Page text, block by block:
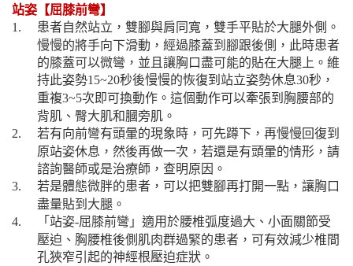
站姿【屈膝前彎】
1.
患者自然站立，雙腳與肩同寬，雙手平貼於大腿外側。
慢慢的將手向下滑動，經過膝蓋到腳跟後側，此時患者
的膝蓋可以微彎，並且讓胸口盡可能的貼在大腿上。維
持此姿勢15~20秒後慢慢的恢復到站立姿勢休息30秒，
重複3~5次即可換動作。這個動作可以牽張到胸腰部的
背肌、臀大肌和膕旁肌。
2.
若有向前彎有頭暈的現象時，可先蹲下，再慢慢回復到
原站姿休息，然後再做一次，若還是有頭暈的情形，請
諮詢醫師或是治療師，查明原因。
3.
若是體態微胖的患者，可以把雙腳再打開一點，讓胸口
盡量貼到大腿。
4. 「站姿-屈膝前彎」適用於腰椎弧度過大、小面關節受
壓迫、胸腰椎後側肌肉群過緊的患者，可有效減少椎間
孔狹窄引起的神經根壓迫症狀。